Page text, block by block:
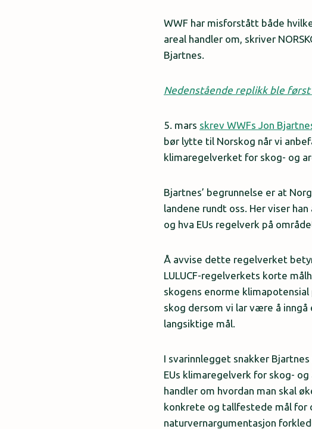
WWF har misforstått både
areal handler om, skriver
Bjartnes.
Nedenstående replikk ble først
5. mars skrev WWFs Jon
bør lytte til Norskog når vi
klimaregelverket for skog- og
Bjartnes’ begrunnelse er at
landene rundt oss. Her viser
og hva EUs regelverk på
Å avvise dette regelverket
LULUCF-regelverkets korte
skogens enorme
skog dersom vi lar være å
langsiktige mål.
I svarinnlegget snakker
EUs klimaregelverk for skog-
handler om hvordan man skal
konkrete og tallfestede mål for
naturvernargumentasjon